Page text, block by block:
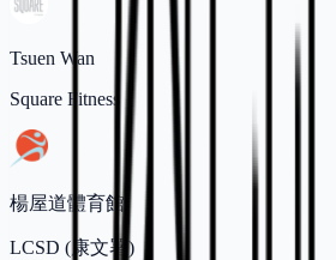
Tsuen Wan
Square Fitness
楊屋道體育館
LCSD (康文署)